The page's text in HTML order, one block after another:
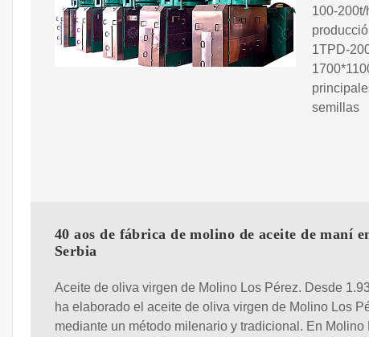
100-
1TPD-
semillas
40 aos de fábrica de molino de aceite de maní
Serbia
Aceite de oliva virgen de Molino Los Pérez. Desde
ha elaborado el aceite de oliva virgen de Molino Los
mediante un método milenario y tradicional. En Molino